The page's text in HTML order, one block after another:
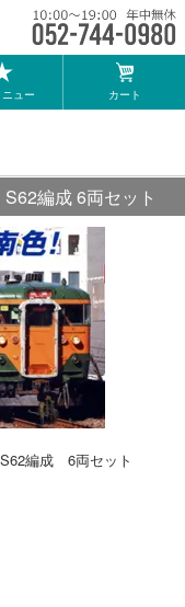
ュー カート
編成 6両セット
編成 6両セット